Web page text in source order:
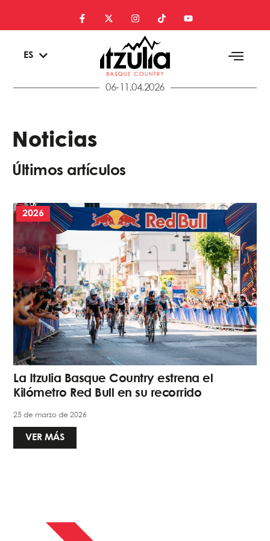
ES
EN
06-11.04.2026
Noticias
Últimos artículos
2026
La Itzulia Basque Country estrena el
Kilómetro Red Bull en su recorrido
25 de marzo de 2026
VER MÁS